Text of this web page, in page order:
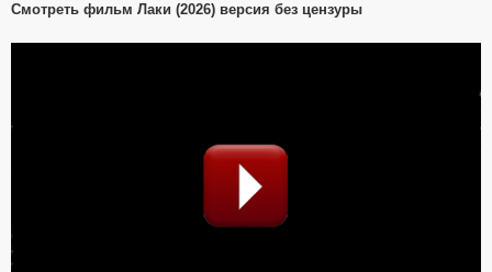
Смотреть фильм Лаки (2026) версия без цензуры